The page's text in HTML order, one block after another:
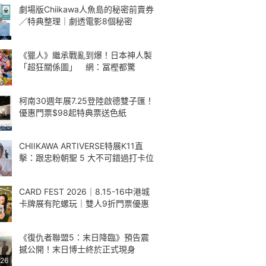
劇場版Chiikawa人魚島的秘密前賣券
／特典整理｜劇透電影8個秘密
《獵人》繼承戰亂到爆！日本神人製
「超狂關係圖」 網：冨樫都驚
柯南30週年展7.25登陸啟德雙子匯！
優惠門票$98起特典票送色紙
CHIIKAWA ARTIVERSE特展K11直
擊：跟忠粉朝聖 5 大不可錯過打卡位
CARD FEST 2026｜8.15-16中港城
卡牌展有陀螺玩｜雙人9折門票優惠
《復仇者聯盟5：末日降臨》預告震
撼公開！末日博士終於正式現身